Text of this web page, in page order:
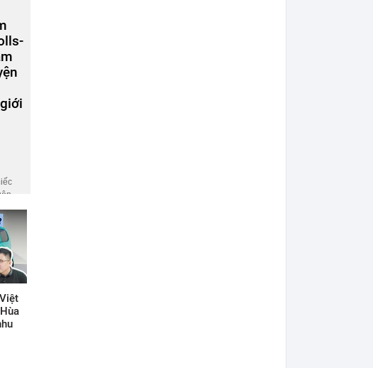
giá
giới